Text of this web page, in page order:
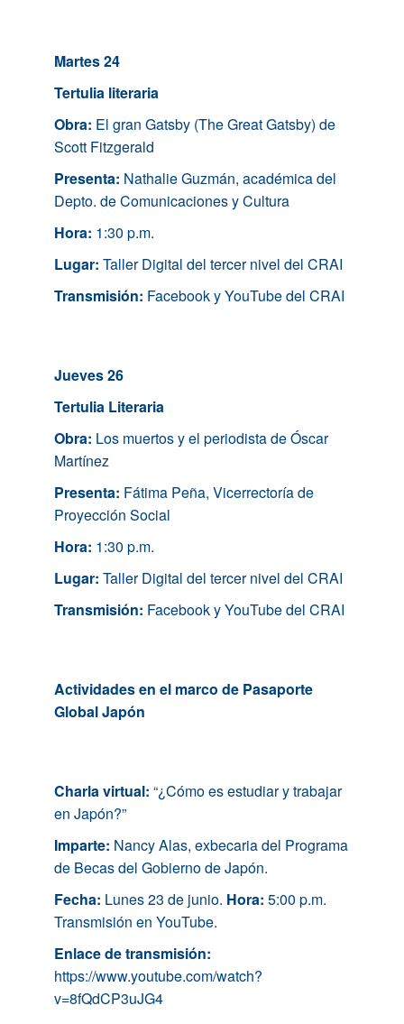
Martes 24
Tertulia literaria
Obra: El gran Gatsby (The Great Gatsby) de
Scott Fitzgerald
Presenta: Nathalie Guzmán, académica del
Depto. de Comunicaciones y Cultura
Hora: 1:30 p.m.
Lugar: Taller Digital del tercer nivel del CRAI
Transmisión: Facebook y YouTube del CRAI
Jueves 26
Tertulia Literaria
Obra: Los muertos y el periodista de Óscar
Martínez
Presenta: Fátima Peña, Vicerrectoría de
Proyección Social
Hora: 1:30 p.m.
Lugar: Taller Digital del tercer nivel del CRAI
Transmisión: Facebook y YouTube del CRAI
Actividades en el marco de Pasaporte
Global Japón
Charla virtual: “¿Cómo es estudiar y trabajar
en Japón?”
Imparte: Nancy Alas, exbecaria del Programa
de Becas del Gobierno de Japón.
Fecha: Lunes 23 de junio. Hora: 5:00 p.m.
Transmisión en YouTube.
Enlace de transmisión:
https://www.youtube.com/watch?
v=8fQdCP3uJG4